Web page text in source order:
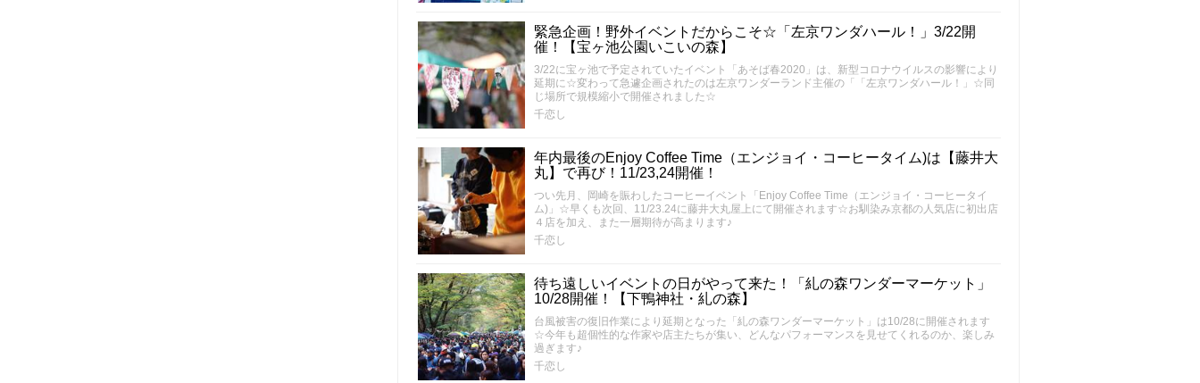
緊急企画！野外イベントだからこそ☆「左京ワンダハール！」3/22開
催！【宝ヶ池公園いこいの森】
3/22に宝ヶ池で予定されていたイベント「あそば春2020」は、新型コロナウイルスの影響により
延期に☆変わって急遽企画されたのは左京ワンダーランド主催の「「左京ワンダハール！」☆同
じ場所で規模縮小で開催されました☆
千恋し
年内最後のEnjoy Coffee Time（エンジョイ・コーヒータイム)は【藤井大
丸】で再び！11/23,24開催！
つい先月、岡崎を賑わしたコーヒーイベント「Enjoy Coffee Time（エンジョイ・コーヒータイ
ム)」☆早くも次回、11/23.24に藤井大丸屋上にて開催されます☆お馴染み京都の人気店に初出店
４店を加え、また一層期待が高まります♪
千恋し
待ち遠しいイベントの日がやって来た！「糺の森ワンダーマーケット」
10/28開催！【下鴨神社・糺の森】
台風被害の復旧作業により延期となった「糺の森ワンダーマーケット」は10/28に開催されます
☆今年も超個性的な作家や店主たちが集い、どんなパフォーマンスを見せてくれるのか、楽しみ
過ぎます♪
千恋し